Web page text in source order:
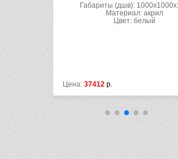
Габариты (дшв):
Материал: акрил
Цвет: белый
Цена: 37412 р.